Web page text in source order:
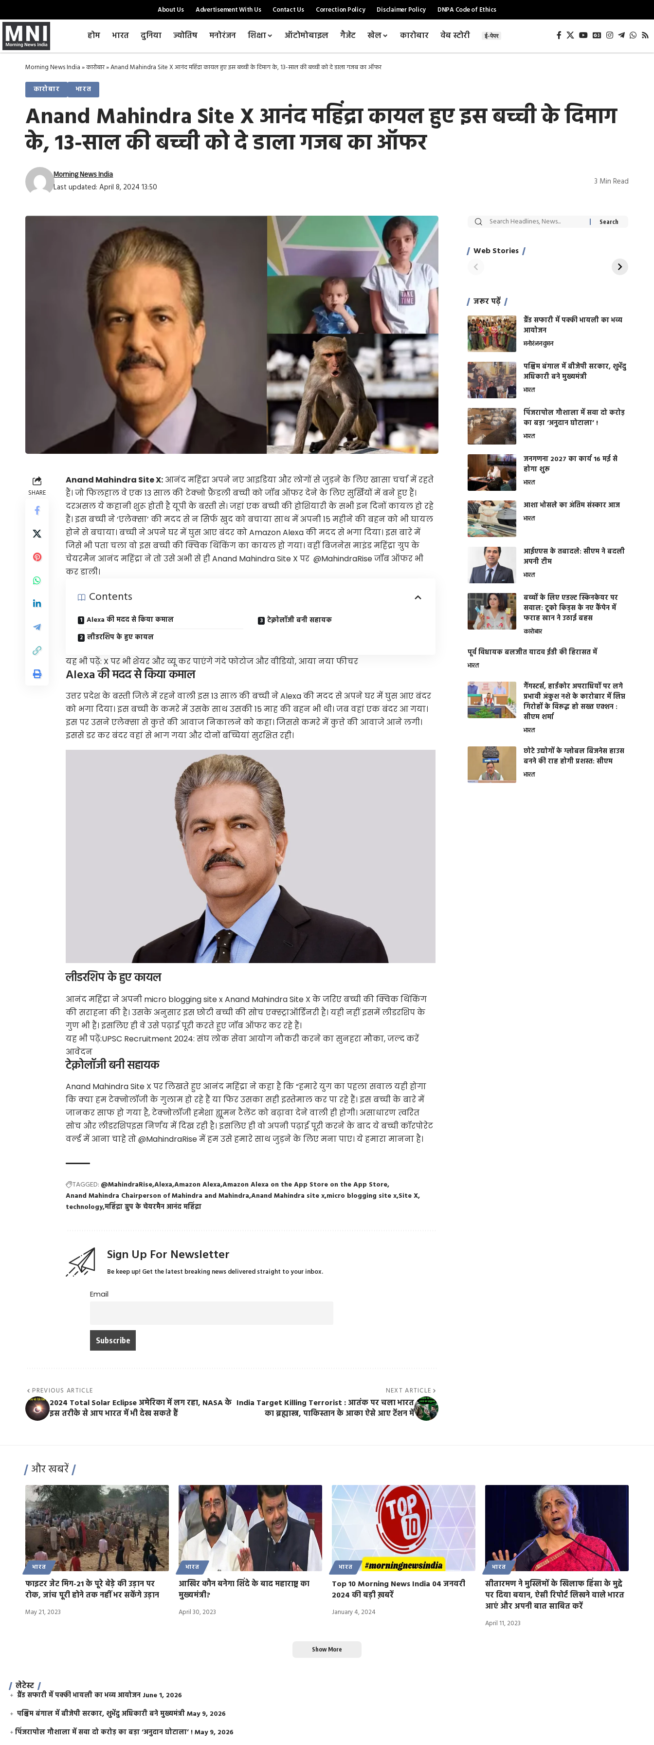
About Us Advertisement With Us Contact Us Correction Policy Disclaimer Policy DNPA Code of Ethics
होम भारत दुनिया ज्योतिष मनोरंजन शिक्षा ऑटोमोबाइल गैजेट खेल कारोबार वेब स्टोरी ई-पेपर
Morning News India»कारोबार»Anand Mahindra Site X आनंद महिंद्रा कायल हुए इस बच्ची के दिमाग के, 13-साल की बच्ची को दे डाला गजब का ऑफर
कारोबार भारत
Anand Mahindra Site X आनंद महिंद्रा कायल हुए इस बच्ची के दिमाग
के, 13-साल की बच्ची को दे डाला गजब का ऑफर
Last updated: April 8, 2024 13:50
Morning News India 3 Min Read
SHARE
Anand Mahindra Site X: आनंद महिंद्रा अपने नए आइडिया और लोगों से जुड़ने के लिए खासा चर्चा में रहते
हैं। जो फिलहाल वे एक 13 साल की टेक्नो फ्रैंडली बच्ची को जॉब ऑफर देने के लिए सुर्खियों में बने हुए हैं।
दरअसल ये कहानी शुरू होती है यूपी के बस्ती से। जहां एक बच्ची की होशियारी के सभी इन दिनों कायल हो रहे
हैं। इस बच्ची ने ‘एलेक्सा’ की मदद से न सिर्फ खुद को बचाया साथ में अपनी 15 महीने की बहन को भी घायल
होने से बचाया। बच्ची ने अपने घर में घुस आए बंदर को Amazon Alexa की मदद से भगा दिया। इस बारे में
जिसे भी पता चला वो इस बच्ची की क्विक थिंकिंग का कायल हो गया। वहीं बिजनेस माइंड महिंद्रा ग्रुप के
चेयरमैन आनंद महिंद्रा ने तो उसे अभी से ही Anand Mahindra Site X पर @MahindraRise जॉब ऑफर भी
कर डाली।
Contents
Alexa की मदद से किया कमाल
लीडरशिप के हुए कायल
टेक्नो​लॉजी ​बनी सहायक
यह भी पढ़ें: X पर भी शेयर और व्यू कर पाएंगे गंदे फोटोज और वीडियो, आया नया फीचर
Alexa की मदद से किया कमाल
उत्तर प्रदेश के ​बस्ती जिले में रहने वाली इस 13 साल की बच्ची ने Alexa की मदद से अपने घर में घुस आए बंदर
को भगा दिया। इस बच्ची के कमरे में उसके साथ उसकी 15 माह की बहन भी थी। जब वहां एक बंदर आ गया।
इस पर उसने एलेक्सा से कुत्ते की आवाज निकालने को कहा। जिससे कमरे में कुत्ते की आवाजे आने लगी।
इससे डर कर बंदर वहां से भाग गया और दोनों बच्चियां सुरक्षित रही।
लीडरशिप के हुए कायल
आनंद महिंद्रा ने अपनी micro blogging site x Anand Mahindra Site X के जरिए बच्ची की क्विक थिंकिंग
की सराहना की है। उसके अनुसार इस छोटी बच्ची की सोच एक्स्ट्राऑर्डिनरी है। यही नहीं इसमें लीडरशिप के
गुण भी हैं। इसलिए ही वे उसे पढ़ाई पूरी करते हुए जॉब ऑफर कर रहे हैं।
यह भी पढ़ें:UPSC Recruitment 2024: संघ लोक सेवा आयोग नौकरी करने का सुनहरा मौका, जल्द करें
आवेदन
टेक्नो​लॉजी ​बनी सहायक
Anand Mahindra Site X पर लिखते हुए आनंद महिंद्रा ने कहा है कि “हमारे युग का पहला सवाल यही होगा
कि क्या हम टेक्नोलॉजी के गुलाम हो रहे हैं या फिर उसका सही इस्तेमाल कर पा रहे हैं। इस बच्ची के बारे में
जानकर साफ हो गया है, टेक्नोलॉजी हमेशा ह्यूमन टैलेंट को बढ़ावा देने वाली ही होगी। असाधारण त्वरित
सोच और लीडरशिपइस निर्णय में दिख रही है। इसलिए ही वो अपनी पढ़ाई पूरी करने के बाद ये बच्ची कॉरपोरेट
वर्ल्ड में आना चाहे तो @MahindraRise में हम उसे हमारे साथ जुड़ने के लिए मना पाए। ये हमारा मानना है।
TAGGED: @MahindraRiseAlexaAmazon AlexaAmazon Alexa on the App Store on the App Store
Anand Mahindra Chairperson of Mahindra and MahindraAnand Mahindra site x micro blogging site x Site X
technologyमहिंद्रा ग्रुप के चेयरमैन आनंद महिंद्रा
Sign Up For Newsletter
Be keep up! Get the latest breaking news delivered straight to your inbox.
Email
PREVIOUS ARTICLE
2024 Total Solar Eclipse अमेरिका में लग रहा, NASA के
इस तरीके से आप भारत में भी देख सकते हैं
NEXT ARTICLE
India Target Killing Terrorist : आतंक पर चला भारत
का ब्रह्मास्त्र, पाकिस्तान के आका ऐसे आए टेंशन में
Web Stories
सट्टेबाजी में अरेस्ट हुए
साहिल खान
रोज एक कच्चे लहसुन
जरूर पढ़ें
ग्रैंड सफारी में पक्की भायली का भव्य
आयोजन
मनोरंजनवुमन
पश्चिम बंगाल में बीजेपी सरकार, शुभेंदु
अधिकारी बने मुख्यमंत्री
भारत
​पिंजरापोल गौशाला में सवा दो करोड़
का बड़ा ‘अनुदान घोटाला’ !
भारत
जनगणना 2027 का कार्य 16 मई से
होगा शुरू
भारत
आशा भोसले का अंतिम संस्कार आज
भारत
आईएएस के तबादले: सीएम ने बदली
अपनी टीम
भारत
बच्चों के लिए एडल्ट स्किनकेयर पर
सवाल: टूको किड्स के नए कैंपेन में
फराह खान ने उठाई बहस
कारोबार
पूर्व विधायक बलजीत यादव ईडी की हिरासत में
भारत
गैंगस्टर्स, हार्डकोर अपराधियों पर लगे
प्रभावी अंकुश नशे के कारोबार में लिप्त
गिरोहों के विरूद्ध हो सख्त एक्शन :
सीएम शर्मा
भारत
छोटे उद्योगों के ग्लोबल बिजनेस हाउस
बनने की राह होगी प्रशस्त: सीएम
भारत
और खबरें
भारत
फाइटर जेट मिग-21 के पूरे बेड़े की उड़ान पर
रोक, जांच पूरी होने तक नहीं भर सकेंगे उड़ान
May 21, 2023
भारत
आखिर कौन बनेगा शिंदे के बाद महाराष्ट्र का
मुख्यमंत्री?
April 30, 2023
भारत
Top 10 Morning News India 04 जनवरी
2024 की बड़ी ख़बरें
January 4, 2024
भारत
सीतारमण ने मुस्लिमों के खिलाफ हिंसा के मुद्दे
पर दिया बयान, ऐसी रिपोर्ट लिखने वाले भारत
आएं और अपनी बात साबित करें
April 11, 2023
Show More
लेटेस्ट
ग्रैंड सफारी में पक्की भायली का भव्य आयोजन June 1, 2026
पश्चिम बंगाल में बीजेपी सरकार, शुभेंदु अधिकारी बने मुख्यमंत्रीMay 9, 2026
​पिंजरापोल गौशाला में सवा दो करोड़ का बड़ा ‘अनुदान घोटाला’ !May 9, 2026